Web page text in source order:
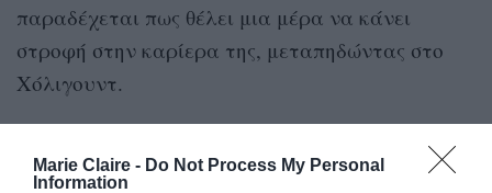
Marie Claire - Do Not Process My Personal
Information
παραδέχεται πως θέλει μια μέρα να κάνει
στροφή στην καρίερα της, μεταπηδώντας στο
Χόλιγουντ.
by=bellahadid